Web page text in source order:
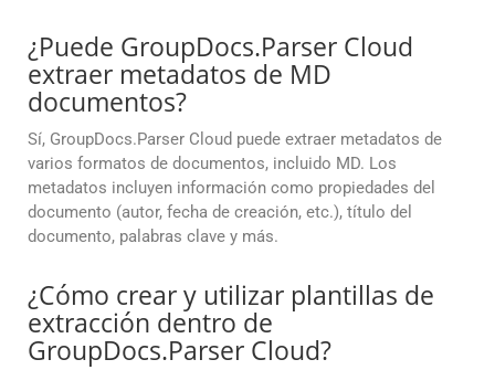
¿Puede GroupDocs.Parser Cloud
extraer metadatos de MD
documentos?
Sí, GroupDocs.Parser Cloud puede extraer metadatos de
varios formatos de documentos, incluido MD. Los
metadatos incluyen información como propiedades del
documento (autor, fecha de creación, etc.), título del
documento, palabras clave y más.
¿Cómo crear y utilizar plantillas de
extracción dentro de
GroupDocs.Parser Cloud?